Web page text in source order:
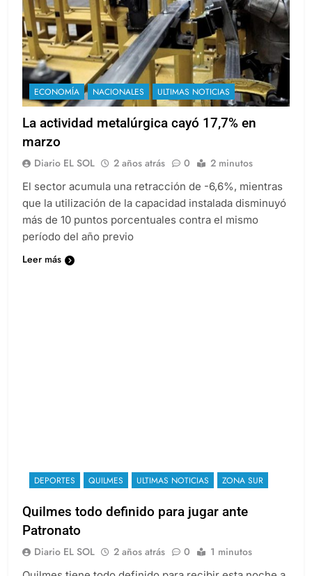
ECONOMÍA NACIONALES ULTIMAS NOTICIAS
La actividad metalúrgica cayó 17,7% en
marzo
Diario EL SOL 2 años atrás 0 2 minutos
El sector acumula una retracción de -6,6%, mientras
que la utilización de la capacidad instalada disminuyó
más de 10 puntos porcentuales contra el mismo
período del año previo
Leer más
DEPORTES QUILMES ULTIMAS NOTICIAS ZONA SUR
Quilmes todo definido para jugar ante
Patronato
Diario EL SOL 2 años atrás 0 1 minutos